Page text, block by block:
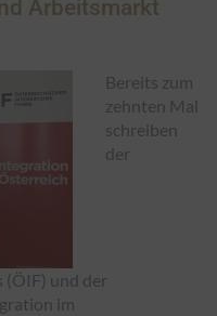
Arbeitsmarkt
Bereits zum
zehnten Mal
schreiben
der
(ÖIF) und der
im